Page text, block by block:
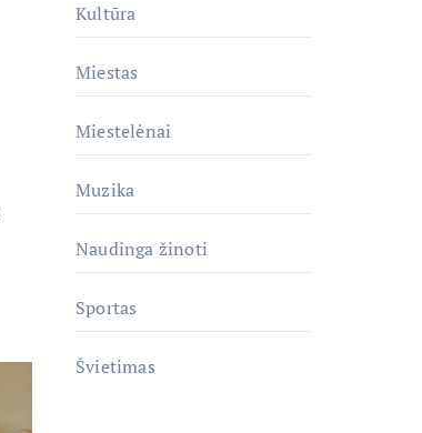
Kultūra
Miestas
Miestelėnai
Muzika
Naudinga žinoti
Sportas
Švietimas